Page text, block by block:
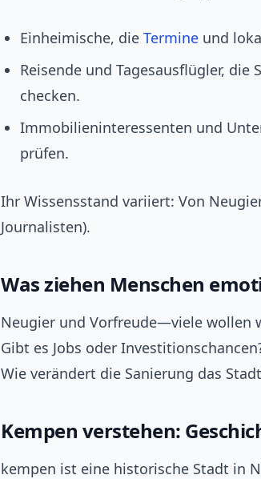
Einheimische, die Termine und
Reisende und Tagesausflügler, die
checken.
Immobilieninteressenten und
prüfen.
Ihr Wissensstand variiert: Von
Journalisten).
Was ziehen Menschen
Neugier und Vorfreude—viele wollen
Gibt es Jobs oder
Wie verändert die Sanierung das
Kempen verstehen:
kempen ist eine historische Stadt in